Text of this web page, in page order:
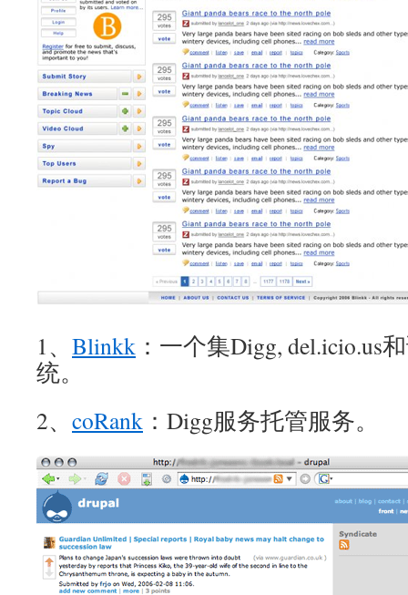
1、 Blinkk ：一个集Digg, del.icio.us
统。
2、 coRank ：Digg服务托管服务。